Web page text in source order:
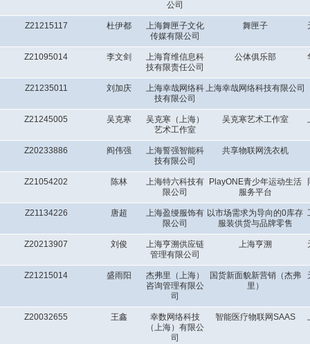
公司
Z21215117 杜伊都
上海舞匣子文化
传媒有限公司
舞匣子
Z21095014 李文剑
上海育维信息科
技有限责任公司
公体俱乐部
Z21235011 刘加庆
上海幸哉网络科
技有限公司
上海幸哉网络科技有限公司
Z21245005 吴克寒
吴克寒（上海）
艺术工作室
吴克寒艺术工作室
Z20233886 阎伟强
上海誓强智能科
技有限公司
共享物联网洗衣机
Z21054202 陈林
上海特六科技有
限公司
PlayONE青少年运动生活
服务平台
Z21134226 唐超
上海盈缦服饰有
限公司
以市场需求为导向的0库存
服装供货与品牌零售
Z20213907 刘俊
上海亨溯供应链
管理有限公司
上海亨溯
Z21215014 盛雨阳
杰弗里（上海）
咨询管理有限公
司
国货新面貌新营销（杰弗
里）
Z20032655 王鑫
幸数网络科技
（上海）有限公
司
智能医疗物联网SAAS